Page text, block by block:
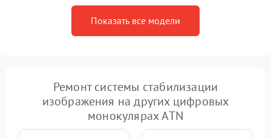
Показать все модели
Ремонт системы стабилизации
изображения на других цифровых
монокулярах ATN